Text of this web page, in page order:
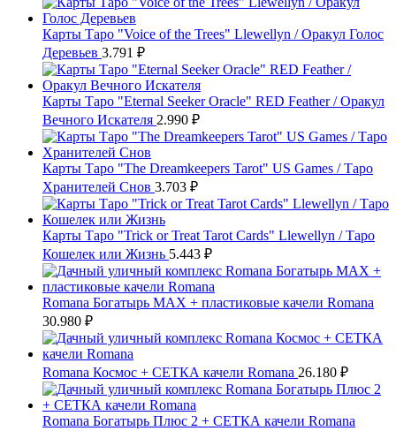
Карты Таро "Voice of the Trees" Llewellyn / Оракул Голос
Деревьев 3.791 ₽
Карты Таро "Eternal Seeker Oracle" RED Feather / Оракул
Вечного Искателя 2.990 ₽
Карты Таро "The Dreamkeepers Tarot" US Games / Таро
Хранителей Снов 3.703 ₽
Карты Таро "Trick or Treat Tarot Cards" Llewellyn / Таро
Кошелек или Жизнь 5.443 ₽
Romana Богатырь MAX + пластиковые качели Romana
30.980 ₽
Romana Космос + СЕТКА качели Romana 26.180 ₽
Romana Богатырь Плюс 2 + СЕТКА качели Romana